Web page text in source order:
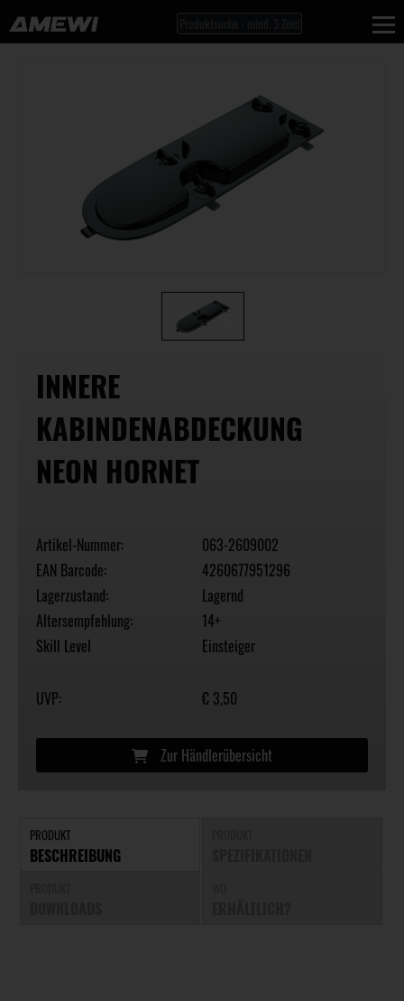
INNERE
KABINDENABDECKUNG
NEON HORNET
Artikel-Nummer:
063-2609002
EAN Barcode:
4260677951296
Lagerzustand:
Lagernd
Altersempfehlung:
14+
Skill Level
Einsteiger
UVP: € 3,50
Zur Händlerübersicht
PRODUKT
BESCHREIBUNG